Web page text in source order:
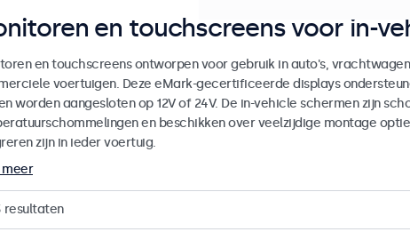
en touchscreens voor in-
en touchscreens ontworpen voor gebruik in auto's,
voertuigen. Deze eMark-gecertificeerde displays
worden aangesloten op 12V of 24V. De in-vehicle schermen zijn
en beschikken over veelzijdige montage
zijn in ieder voertuig.
meer
resultaten